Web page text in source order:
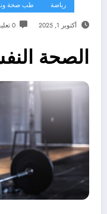
رياضة طب صحة
أكتوبر 1, 2025 0 تعليقات
الصحة